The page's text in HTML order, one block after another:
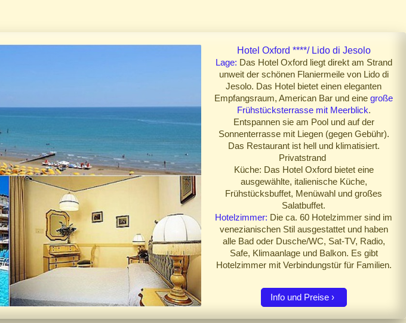
Hotel Oxford ****/ Lido di Jesolo
Lage: Das Hotel Oxford liegt direkt am Strand
unweit der schönen Flaniermeile von Lido di
Jesolo. Das Hotel bietet einen eleganten
Empfangsraum, American Bar und einegroße
Frühstücksterrasse mit Meerblick.
Entspannen sie am Pool und auf der
Sonnenterrasse mit Liegen (gegen Gebühr).
Das Restaurant ist hell und klimatisiert.
Privatstrand
Küche: Das Hotel Oxford bietet eine
ausgewählte, italienische Küche,
Frühstücksbuffet, Menüwahl und großes
Salatbuffet.
Hotelzimmer: Die ca. 60 Hotelzimmer sind im
venezianischen Stil ausgestattet und haben
alle Bad oder Dusche/WC, Sat-TV, Radio,
Safe, Klimaanlage und Balkon. Es gibt
Hotelzimmer mit Verbindungstür für Familien.
Info und Preise